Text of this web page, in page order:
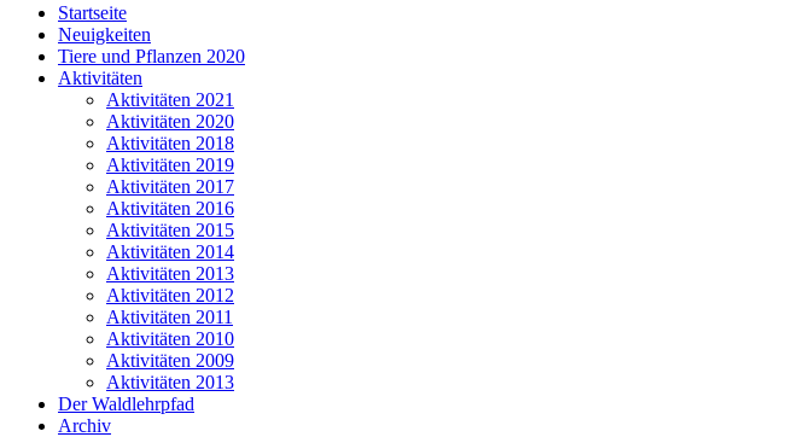
Startseite
Neuigkeiten
Tiere und Pflanzen 2020
Aktivitäten
Aktivitäten 2021
Aktivitäten 2020
Aktivitäten 2018
Aktivitäten 2019
Aktivitäten 2017
Aktivitäten 2016
Aktivitäten 2015
Aktivitäten 2014
Aktivitäten 2013
Aktivitäten 2012
Aktivitäten 2011
Aktivitäten 2010
Aktivitäten 2009
Aktivitäten 2013
Der Waldlehrpfad
Archiv